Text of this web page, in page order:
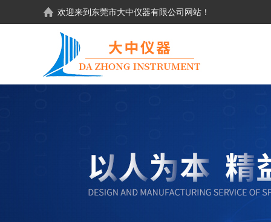
欢迎来到东莞市大中仪器有限公司网站！